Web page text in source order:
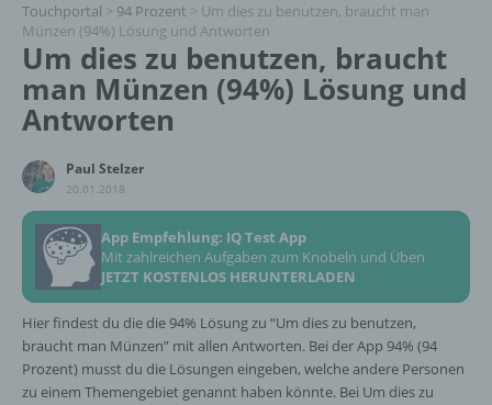
Touchportal > 94 Prozent > Um dies zu benutzen, braucht man
Münzen (94%) Lösung und Antworten
Um dies zu benutzen, braucht
man Münzen (94%) Lösung und
Antworten
Paul Stelzer
20.01.2018
App Empfehlung: IQ Test App
Mit zahlreichen Aufgaben zum Knobeln und Üben
JETZT KOSTENLOS HERUNTERLADEN
Hier findest du die die 94% Lösung zu “Um dies zu benutzen,
braucht man Münzen” mit allen Antworten. Bei der App 94% (94
Prozent) musst du die Lösungen eingeben, welche andere Personen
zu einem Themengebiet genannt haben könnte. Bei Um dies zu